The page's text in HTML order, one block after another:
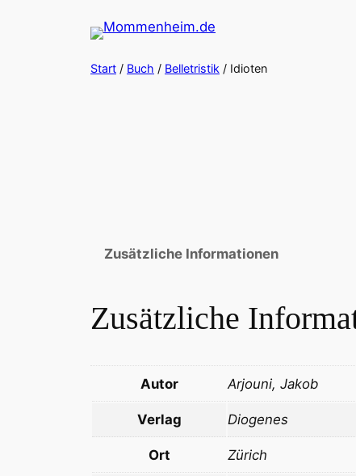
Start / Buch / Belletristik / Idioten
Zusätzliche Informationen
Zusätzliche
Autor Arjouni, Jakob
Verlag Diogenes
Ort Zürich